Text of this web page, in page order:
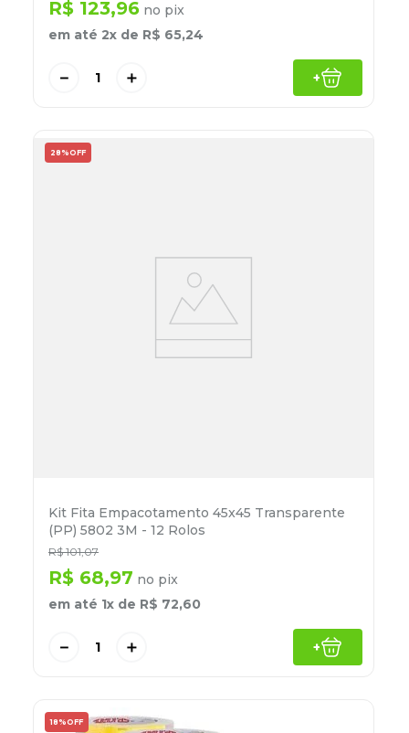
R$ 123,96 no pix
em até 2x de R$ 65,24
＋
－ +
28% OFF
Kit Fita Empacotamento 45x45 Transparente
(PP) 5802 3M - 12 Rolos
R$ 101,07
R$ 68,97 no pix
em até 1x de R$ 72,60
＋
－ +
18% OFF